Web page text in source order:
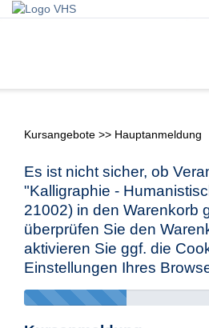
Kursangebote >> Hauptanmeldung
Es ist nicht sicher, ob
"Kalligraphie -
21002) in den Warenkorb
überprüfen Sie den
aktivieren Sie ggf. die
Einstellungen Ihres
33%